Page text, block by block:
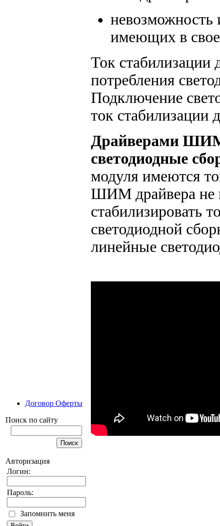
Договор Оферты
Поиск по сайту
Авторизация
Логин:
Пароль:
Запомнить меня
невозможность
имеющих в
Ток стабилизации
потребления
Подключение
ток стабилизации
Драйверами
светодиодные
модуля имеются
ШИМ драйвера не
стабилизировать
светодиодной
линейные